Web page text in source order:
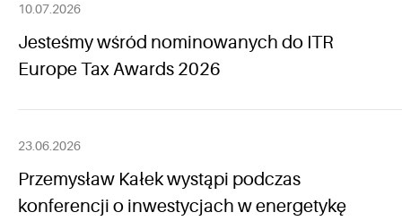
10.07.2026
Jesteśmy wśród nominowanych do ITR
Europe Tax Awards 2026
23.06.2026
Przemysław Kałek wystąpi podczas
konferencji o inwestycjach w energetykę